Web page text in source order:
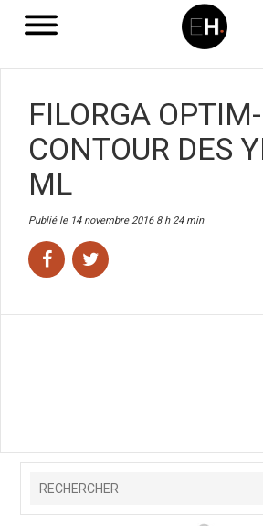
FILORGA
CONTOUR DES
ML
Publié le 14 novembre 2016 8 h 24 min